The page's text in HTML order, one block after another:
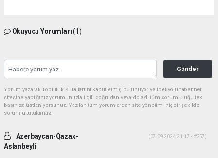
Okuyucu Yorumları(1)
Gönder
Yorum yazarak Topluluk Kuralları’nı kabul etmiş bulunuyor ve ipekyoluhaber.net
sitesine yaptığınız yorumunuzla ilgili doğrudan veya dolaylı tüm sorumluluğu tek
başınıza üstleniyorsunuz. Yazılan tüm yorumlardan site yönetimi hiçbir şekilde
sorumlu tutulamaz.
Azerbaycan-Qazax-
Aslanbeyli
(07.09.2024 21:17 - #257)